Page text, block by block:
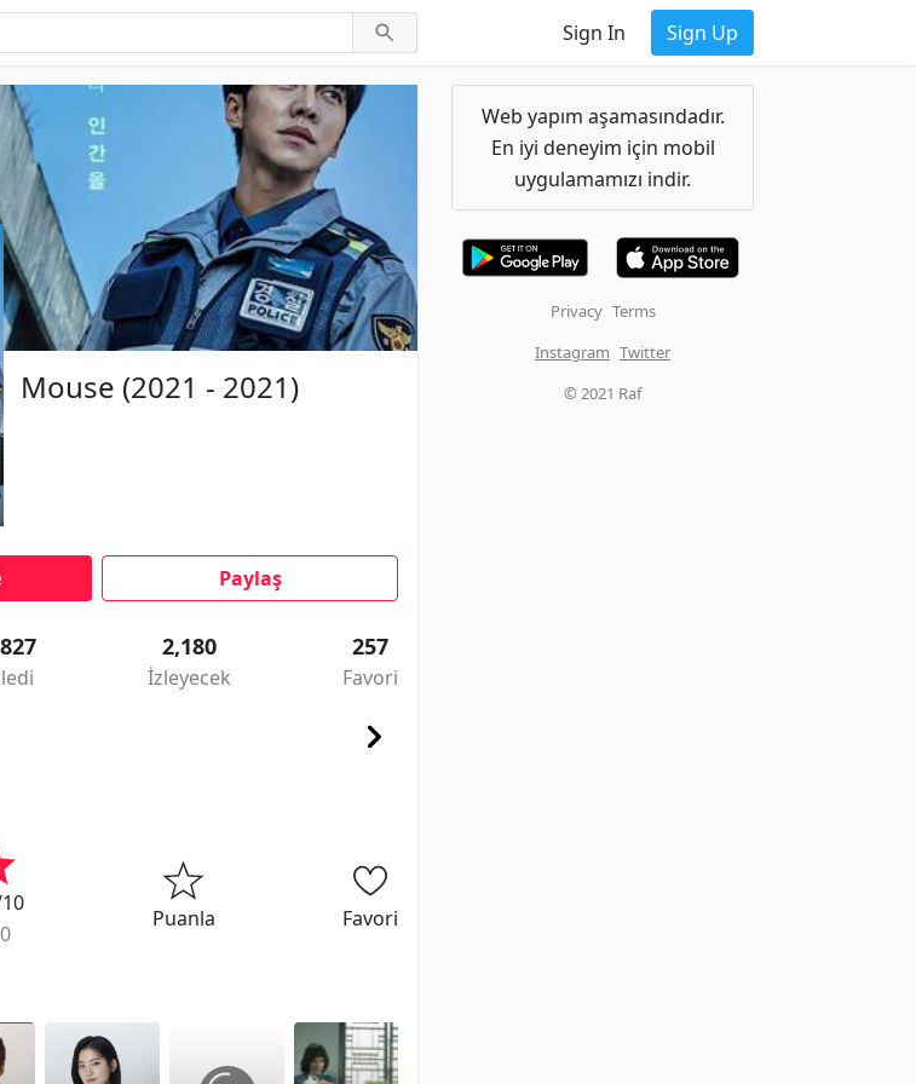
Sign In Sign Up
Mouse (2021 - 2021)
Paylaş
2,180
İzleyecek
257
Favori
Puanla Favori
Web yapım aşamasındadır.
En iyi deneyim için mobil
uygulamamızı indir.
Privacy Terms
Instagram Twitter
© 2021 Raf